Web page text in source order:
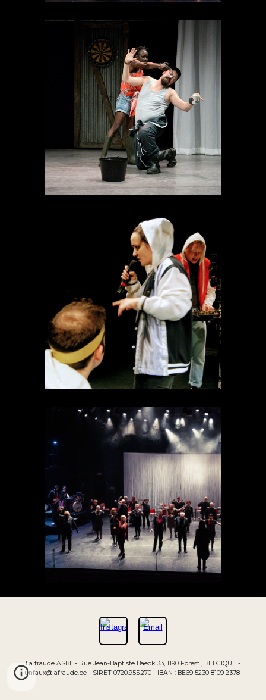
La fraude ASBL - Rue Jean-Baptiste Baeck 33, 1190 Forest , BELGIQUE -
unfaux@lafraude.be - SIRET 0720.955.270 - IBAN : BE69 5230 8109 2378